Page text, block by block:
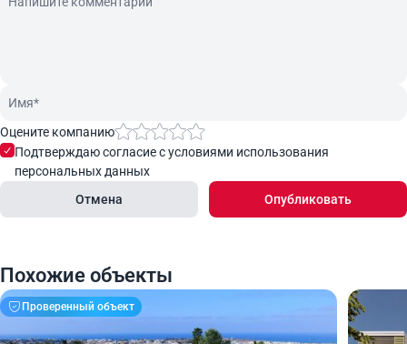
Оцените компанию
Подтверждаю согласие с условиями использования
персональных данных
Отмена
Опубликовать
Похожие объекты
Проверенный объект